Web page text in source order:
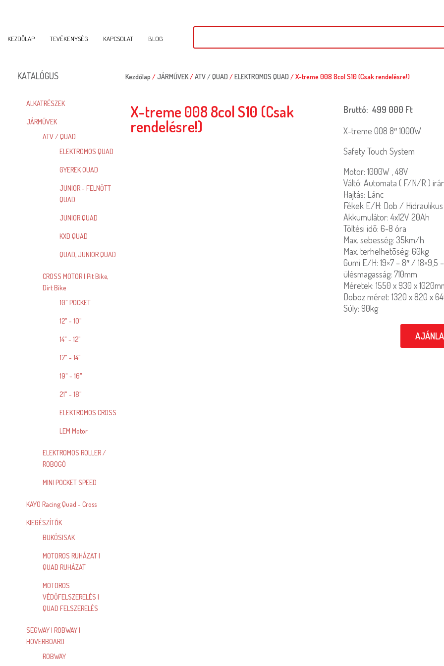
KEZDŐLAP TEVÉKENYSÉG KAPCSOLAT BLOG
KATALÓGUS
ALKATRÉSZEK
JÁRMŰVEK
ATV / QUAD
ELEKTROMOS QUAD
GYEREK QUAD
JUNIOR - FELNŐTT
QUAD
JUNIOR QUAD
KXD QUAD
QUAD, JUNIOR QUAD
CROSS MOTOR | Pit Bike,
Dirt Bike
10" POCKET
12" - 10"
14" - 12"
17" - 14"
19" - 16"
21" - 18"
ELEKTROMOS CROSS
LEM Motor
ELEKTROMOS ROLLER /
ROBOGÓ
MINI POCKET SPEED
KAYO Racing Quad - Cross
KIEGÉSZÍTŐK
BUKÓSISAK
MOTOROS RUHÁZAT |
QUAD RUHÁZAT
MOTOROS
VÉDŐFELSZERELÉS |
QUAD FELSZERELÉS
SEGWAY | ROBWAY |
HOVERBOARD
ROBWAY
Kezdőlap /JÁRMŰVEK /ATV / QUAD /ELEKTROMOS QUAD / X-treme 008 8col S10 (Csak rendelésre!)
X-treme 008 8col S10 (Csak
rendelésre!)
Bruttó: 499 000 Ft
X-treme 008 8″ 1000W
Safety Touch System
Motor: 1000W , 48V
Váltó: Automata ( F/N/R )
Hajtás: Lánc
Fékek E/H: Dob /
Akkumulátor: 4x12V 20Ah
Töltési idõ: 6-8 óra
Max. sebesség: 35km/h
Max. terhelhetõség: 60kg
Gumi E/H: 19×7 – 8″ / 18×9,5
ülésmagasság: 710mm
Méretek: 1550 x 930 x
Doboz méret: 1320 x 820 x
Súly: 90kg